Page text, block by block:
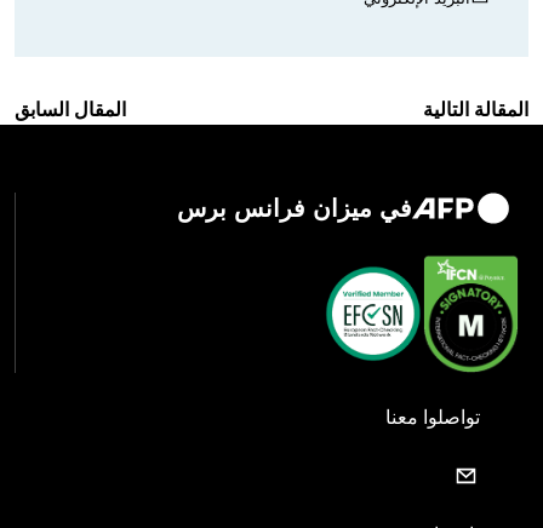
المقالة التالية المقال السابق
في ميزان فرانس برس
تواصلوا معنا